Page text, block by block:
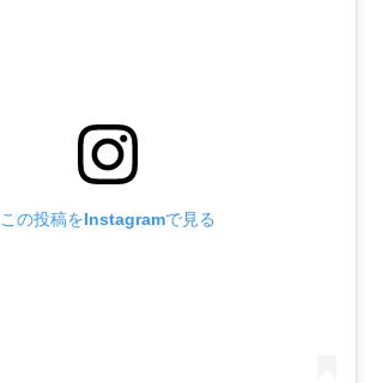
この投稿をInstagramで見る